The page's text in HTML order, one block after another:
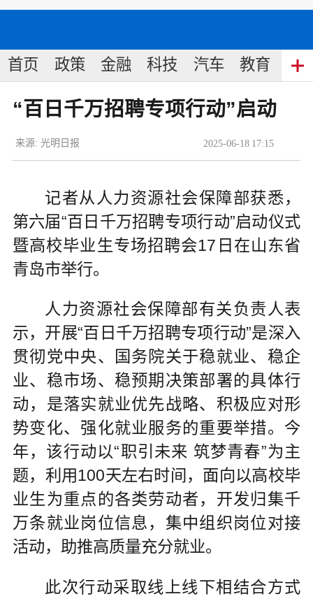
首页 政策 金融 科技 汽车 教育 食
“百日千万招聘专项行动”启动
2025-06-18 17:15
来源: 光明日报
记者从人力资源社会保障部获悉，
第六届“百日千万招聘专项行动”启动仪式
暨高校毕业生专场招聘会17日在山东省
青岛市举行。
人力资源社会保障部有关负责人表
示，开展“百日千万招聘专项行动”是深入
贯彻党中央、国务院关于稳就业、稳企
业、稳市场、稳预期决策部署的具体行
动，是落实就业优先战略、积极应对形
势变化、强化就业服务的重要举措。今
年，该行动以“职引未来 筑梦青春”为主
题，利用100天左右时间，面向以高校毕
业生为重点的各类劳动者，开发归集千
万条就业岗位信息，集中组织岗位对接
活动，助推高质量充分就业。
此次行动采取线上线下相结合方式